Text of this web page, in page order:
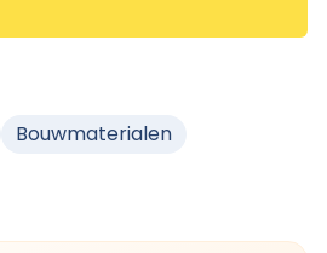
Bouwmaterialen